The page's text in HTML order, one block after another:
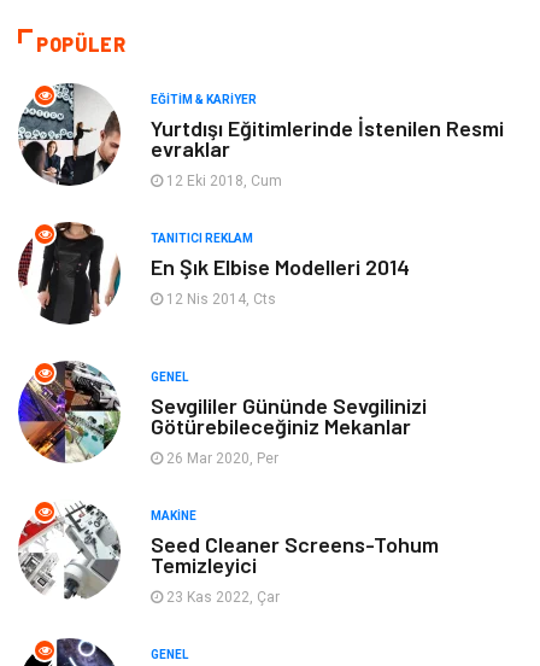
Moda
Makine
Elektronik
Giyim
Ev Dekorasyon Organizasyon
Anne & Çocuk Genel Kültür
Ev İşleri
Gençlik & Eğlence
Mobilya
Evlilik Rehberi
POPÜLER
EĞITIM & KARIYER
Yurtdışı Eğitimlerinde İstenilen Resmi
evraklar
12 Eki 2018, Cum
TANITICI REKLAM
En Şık Elbise Modelleri 2014
12 Nis 2014, Cts
GENEL
Sevgililer Gününde Sevgilinizi
Götürebileceğiniz Mekanlar
26 Mar 2020, Per
MAKINE
Seed Cleaner Screens-Tohum
Temizleyici
23 Kas 2022, Çar
GENEL